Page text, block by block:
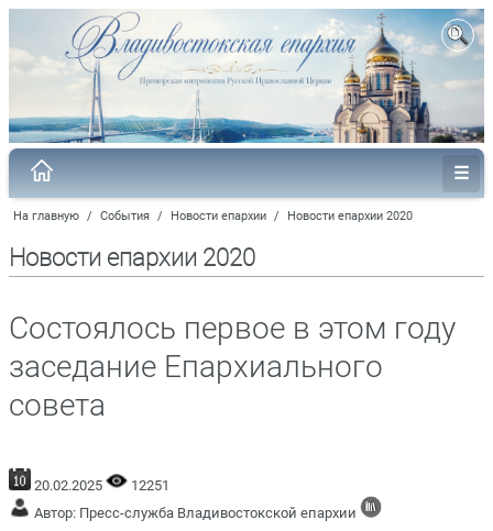
На главную / События / Новости епархии / Новости епархии 2020
Новости епархии 2020
Состоялось первое в этом году
заседание Епархиального
совета
20.02.2025
12251
Автор: Пресс-служба Владивостокской епархии